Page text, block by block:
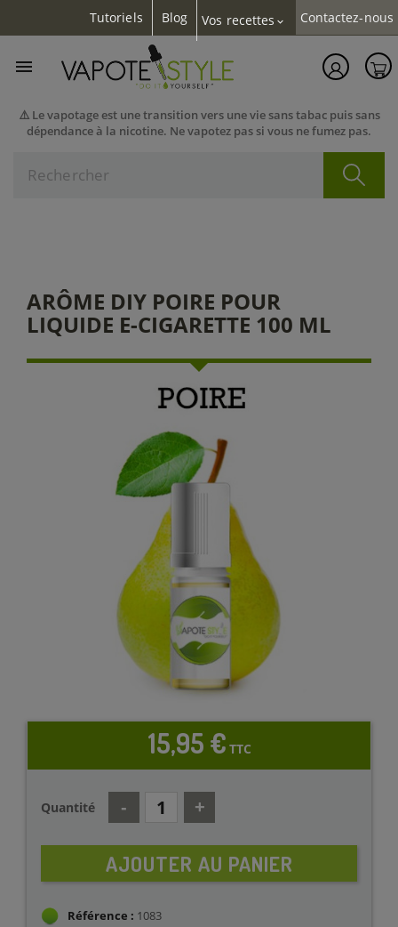
Tutoriels Blog Vos recettes expand_more Contactez-nous
⚠️ Le vapotage est une transition vers une vie sans tabac puis sans
dépendance à la nicotine. Ne vapotez pas si vous ne fumez pas.

ARÔME DIY POIRE POUR
LIQUIDE E-CIGARETTE 100 ML
15,95 € TTC
Quantité
AJOUTER AU PANIER
Référence : 1083